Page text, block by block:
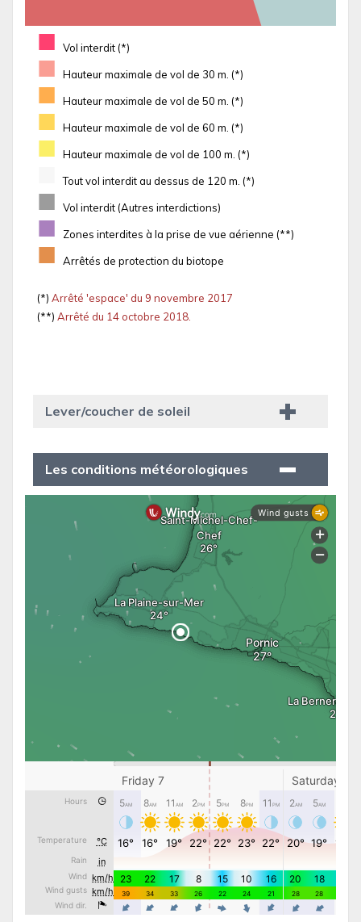
■ Vol interdit (*)
■ Hauteur maximale de vol de 30 m. (*)
■ Hauteur maximale de vol de 50 m. (*)
■ Hauteur maximale de vol de 60 m. (*)
■ Hauteur maximale de vol de 100 m. (*)
Tout vol interdit au dessus de 120 m. (*)
■ Vol interdit (Autres interdictions)
■ Zones interdites à la prise de vue aérienne (**)
■ Arrêtés de protection du biotope
(*) Arrêté 'espace' du 9 novembre 2017
(**) Arrêté du 14 octobre 2018.
Lever/coucher de soleil
Les conditions météorologiques